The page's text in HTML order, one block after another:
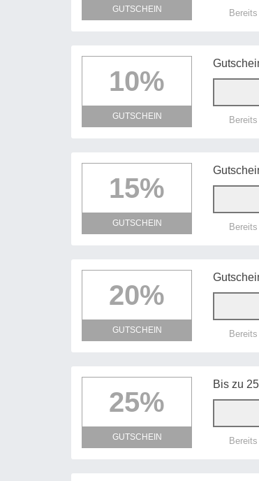
GUTSCHEIN
10%
GUTSCHEIN
15%
GUTSCHEIN
20%
GUTSCHEIN
25%
GUTSCHEIN
Bis zu